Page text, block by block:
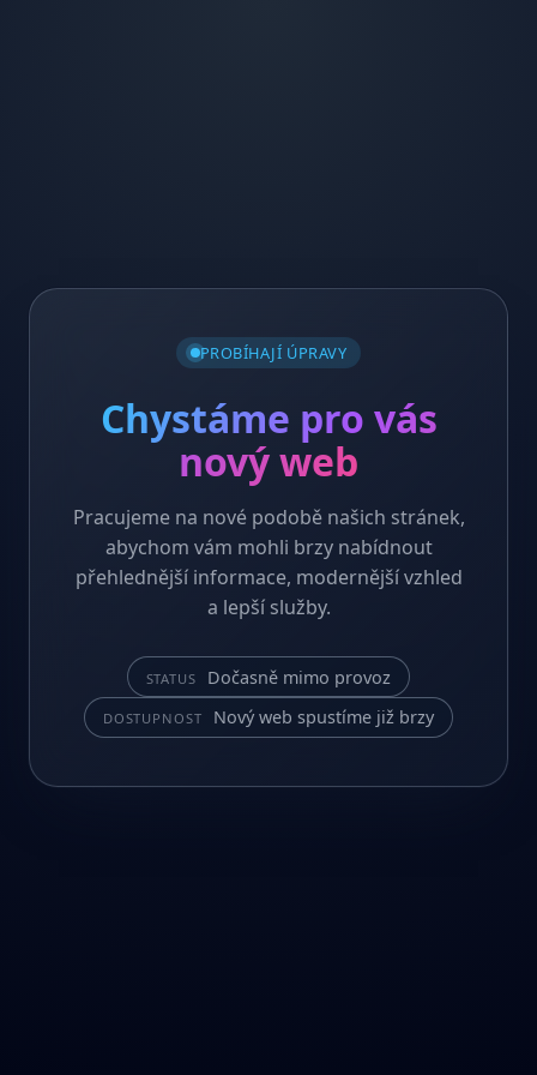
PROBÍHAJÍ ÚPRAVY
Chystáme pro vás
nový web
Pracujeme na nové podobě našich stránek,
abychom vám mohli brzy nabídnout
přehlednější informace, modernější vzhled
a lepší služby.
STATUS Dočasně mimo provoz
DOSTUPNOST Nový web spustíme již brzy